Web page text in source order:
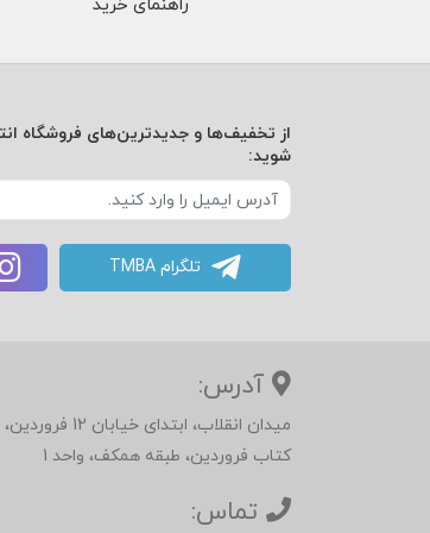
راهنمای خرید
از تخفیف‌ها و جدیدترین‌های فروشگاه
شوید:
تلگرام TMBA
آدرس:
میدان
کتاب فروردین، طبقه همکف، واحد 1
تماس: